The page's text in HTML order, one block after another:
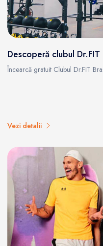
Descoperă clubul
Încearcă gratuit Clubul Dr.FIT
Vezi detalii